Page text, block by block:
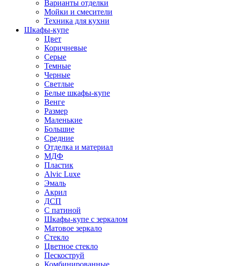
Варианты отделки
Мойки и смесители
Техника для кухни
Шкафы-купе
Цвет
Коричневые
Серые
Темные
Черные
Светлые
Белые шкафы-купе
Венге
Размер
Маленькие
Большие
Средние
Отделка и материал
МДФ
Пластик
Alvic Luxe
Эмаль
Акрил
ДСП
С патиной
Шкафы-купе с зеркалом
Матовое зеркало
Стекло
Цветное стекло
Пескоструй
Комбинированные